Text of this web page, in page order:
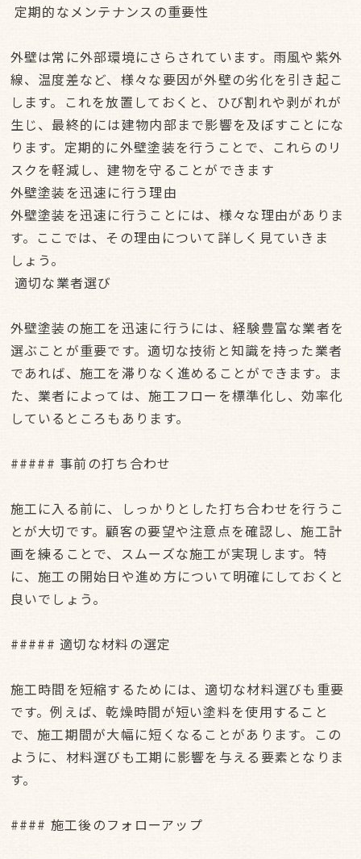
定期的なメンテナンスの重要性
外壁は常に外部環境にさらされています。雨風や紫外
線、温度差など、様々な要因が外壁の劣化を引き起こ
します。これを放置しておくと、ひび割れや剥がれが
生じ、最終的には建物内部まで影響を及ぼすことにな
ります。定期的に外壁塗装を行うことで、これらのリ
スクを軽減し、建物を守ることができます
外壁塗装を迅速に行う理由
外壁塗装を迅速に行うことには、様々な理由がありま
す。ここでは、その理由について詳しく見ていきま
しょう。
適切な業者選び
外壁塗装の施工を迅速に行うには、経験豊富な業者を
選ぶことが重要です。適切な技術と知識を持った業者
であれば、施工を滞りなく進めることができます。ま
た、業者によっては、施工フローを標準化し、効率化
しているところもあります。
##### 事前の打ち合わせ
施工に入る前に、しっかりとした打ち合わせを行うこ
とが大切です。顧客の要望や注意点を確認し、施工計
画を練ることで、スムーズな施工が実現します。特
に、施工の開始日や進め方について明確にしておくと
良いでしょう。
##### 適切な材料の選定
施工時間を短縮するためには、適切な材料選びも重要
です。例えば、乾燥時間が短い塗料を使用すること
で、施工期間が大幅に短くなることがあります。この
ように、材料選びも工期に影響を与える要素となりま
す。
#### 施工後のフォローアップ